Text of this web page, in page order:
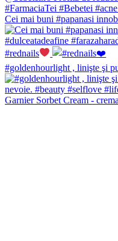
Cei mai buni #papanasi
#rednails
#goldenhourlight , linişte şi
Garnier Sorbet Cream -